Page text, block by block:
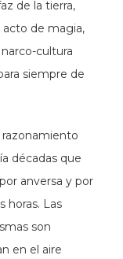
de la tierra,
de magia,
cultura
siempre de
razonamiento
décadas que
anversa y por
horas. Las
son
en el aire